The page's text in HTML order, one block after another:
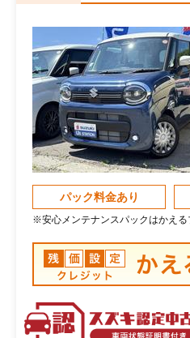
パック料金あり
※安心メンテナンスパックはかえる